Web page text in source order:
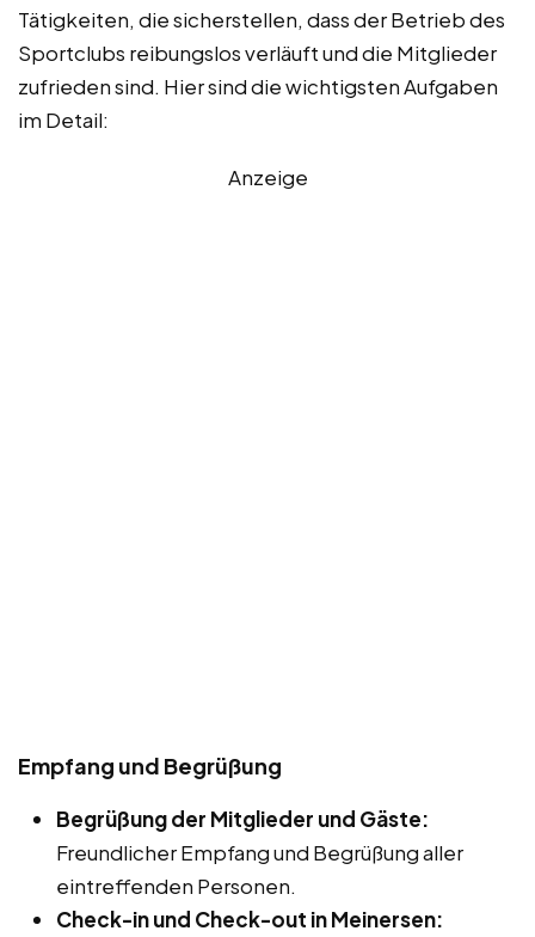
Tätigkeiten, die sicherstellen, dass der Betrieb des
Sportclubs reibungslos verläuft und die Mitglieder
zufrieden sind. Hier sind die wichtigsten Aufgaben
im Detail:
Anzeige
Empfang und Begrüßung
Begrüßung der Mitglieder und Gäste:
Freundlicher Empfang und Begrüßung aller
eintreffenden Personen.
Check-in und Check-out in Meinersen: